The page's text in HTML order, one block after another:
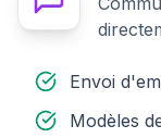
Envoi
Modèles